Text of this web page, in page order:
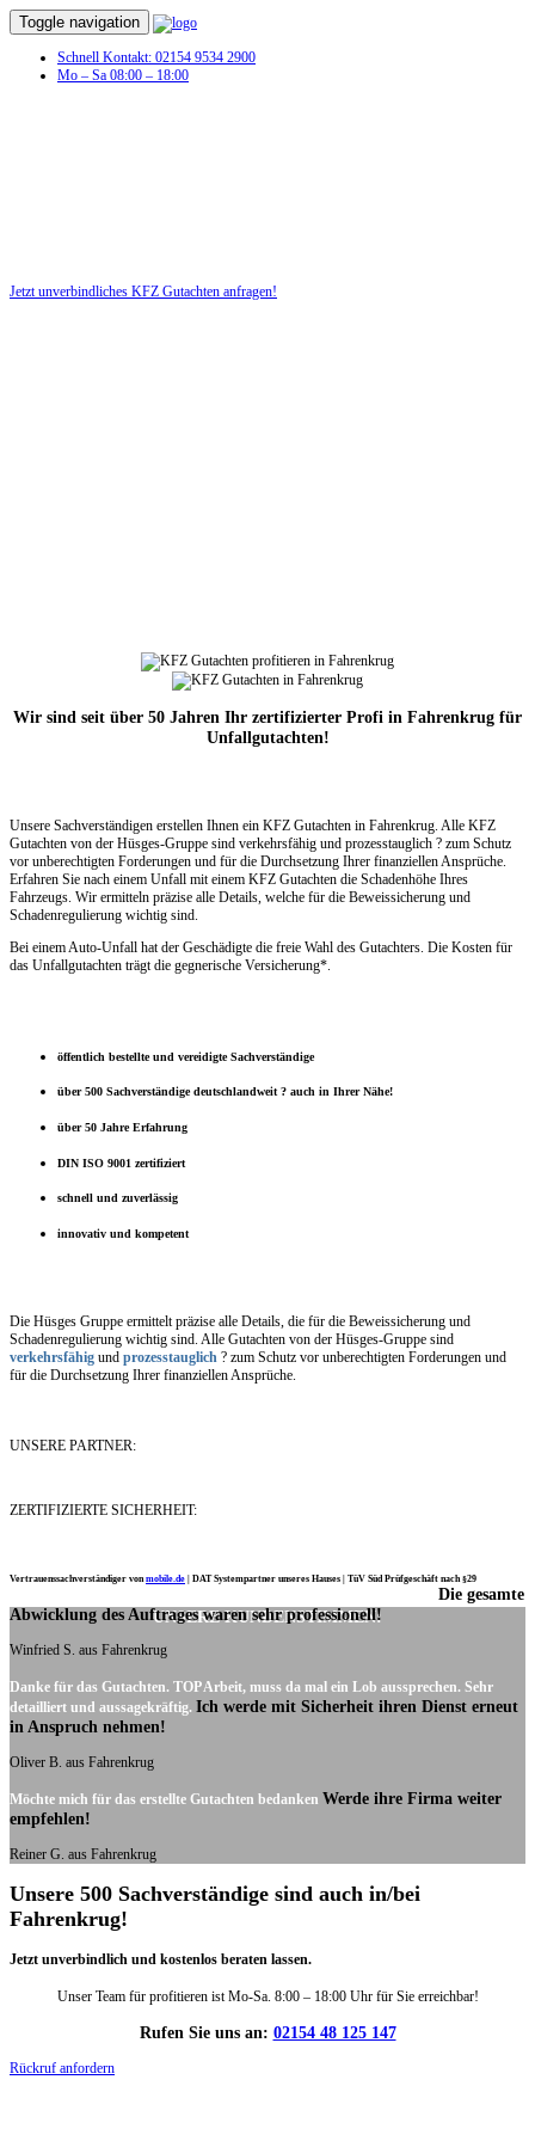
Toggle navigation
Schnell Kontakt: 02154 9534 2900
Mo – Sa 08:00 – 18:00
Jetzt unverbindliches KFZ Gutachten anfragen!
Wir sind seit über 50 Jahren Ihr zertifizierter Profi in Fahrenkrug für
Unfallgutachten!
Unsere Sachverständigen erstellen Ihnen ein KFZ Gutachten in Fahrenkrug. Alle KFZ
Gutachten von der Hüsges-Gruppe sind verkehrsfähig und prozesstauglich ? zum Schutz
vor unberechtigten Forderungen und für die Durchsetzung Ihrer finanziellen Ansprüche.
Erfahren Sie nach einem Unfall mit einem KFZ Gutachten die Schadenhöhe Ihres
Fahrzeugs. Wir ermitteln präzise alle Details, welche für die Beweissicherung und
Schadenregulierung wichtig sind.
Bei einem Auto-Unfall hat der Geschädigte die freie Wahl des Gutachters. Die Kosten für
das Unfallgutachten trägt die gegnerische Versicherung*.
öffentlich bestellte und vereidigte Sachverständige
über 500 Sachverständige deutschlandweit ? auch in Ihrer Nähe!
über 50 Jahre Erfahrung
DIN ISO 9001 zertifiziert
schnell und zuverlässig
innovativ und kompetent
Die Hüsges Gruppe ermittelt präzise alle Details, die für die Beweissicherung und
Schadenregulierung wichtig sind. Alle Gutachten von der Hüsges-Gruppe sind
verkehrsfähig und prozesstauglich ? zum Schutz vor unberechtigten Forderungen und
für die Durchsetzung Ihrer finanziellen Ansprüche.
UNSERE PARTNER:
ZERTIFIZIERTE SICHERHEIT:
Vertrauenssachverständiger vonmobile.de DAT Systempartner unseres Hauses | TüV Süd Prüfgeschäft nach §29
UNSERE KUNDENSTIMMEN:
Die gesamte
Abwicklung des Auftrages waren sehr professionell!
Winfried S. aus Fahrenkrug
Danke für das Gutachten. TOP Arbeit, muss da mal ein Lob aussprechen. Sehr
detailliert und aussagekräftig. Ich werde mit Sicherheit ihren Dienst erneut
in Anspruch nehmen!
Oliver B. aus Fahrenkrug
Möchte mich für das erstellte Gutachten bedanken Werde ihre Firma weiter
empfehlen!
Reiner G. aus Fahrenkrug
Unsere 500 Sachverständige sind auch in/bei
Fahrenkrug!
Jetzt unverbindlich und kostenlos beraten lassen.
Unser Team für profitieren ist Mo-Sa. 8:00 – 18:00 Uhr für Sie erreichbar!
Rufen Sie uns an: 02154 48 125 147
Rückruf anfordern